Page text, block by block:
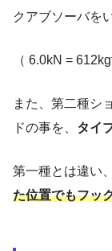
クアブソーバを
（ 6.0kN = 612kgf
また、第二種シ
ドの事を、 タイ
第一種とは違い、
た位置でもフッ